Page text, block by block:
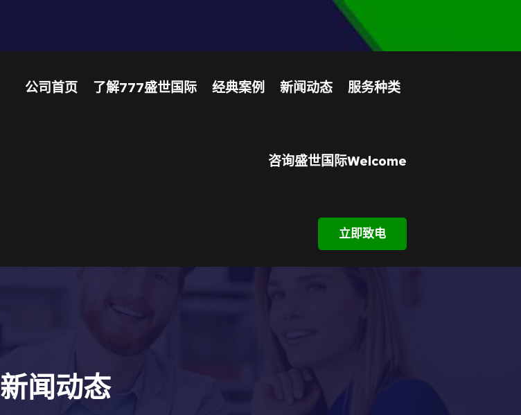
公司首页 了解777盛世国际 经典案例 新闻动态 服务种类
咨询盛世国际welcome
立即致电
新闻动态